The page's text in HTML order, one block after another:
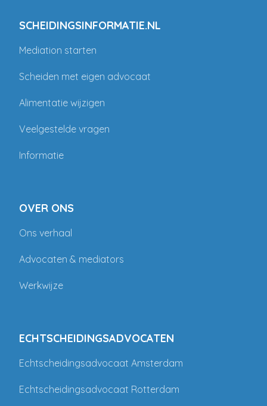
SCHEIDINGSINFORMATIE.NL
Mediation starten
Scheiden met eigen advocaat
Alimentatie wijzigen
Veelgestelde vragen
Informatie
OVER ONS
Ons verhaal
Advocaten & mediators
Werkwijze
ECHTSCHEIDINGSADVOCATEN
Echtscheidingsadvocaat Amsterdam
Echtscheidingsadvocaat Rotterdam